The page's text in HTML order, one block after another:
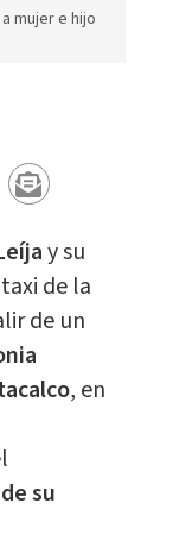
mujer e hijo
y su
de la
de un
, en
su